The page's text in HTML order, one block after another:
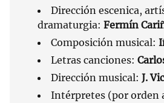
Dirección escenica,
dramaturgia: Fermín
Composición musical:
Letras canciones:
Dirección musical: J.
Intérpretes (por orden